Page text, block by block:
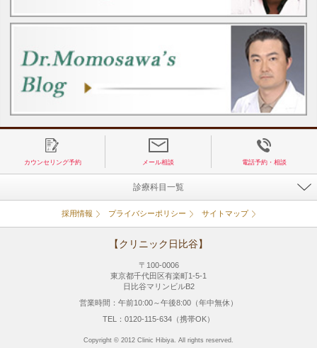
カウンセリング予約 メール相談 電話予約・相談
診療科目一覧
採用情報 プライバシーポリシー サイトマップ
【クリニック日比谷】
〒100-0006
東京都千代田区有楽町1-5-1
日比谷マリンビルB2
営業時間：午前10:00～午後8:00（年中無休）
TEL：0120-115-634（携帯OK）
Copyright © 2012 Clinic Hibiya. All rights reserved.